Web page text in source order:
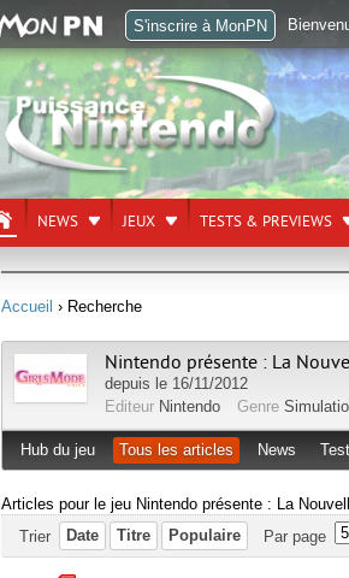
NEWS JEUX TESTS & PREVIEWS
Accueil › Recherche
Nintendo présente : La
depuis le 16/11/2012
Editeur Nintendo Genre
Hub du jeu Tous les articles News Test
Articles pour le jeu Nintendo présente : La
Trier
Date Titre Populaire Par page
S'inscrire à MonPN